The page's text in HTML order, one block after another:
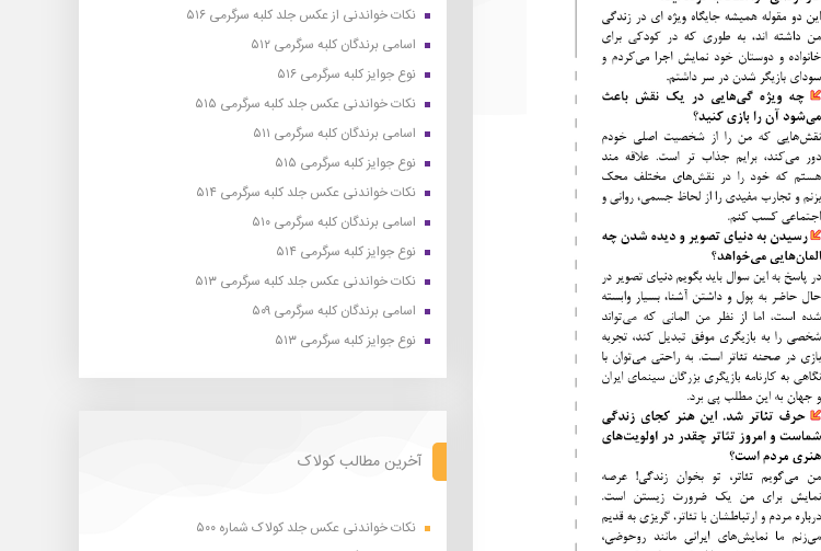
نکات خواندنی از عکس جلد کلبه سرگرمی ۵۱۶
اسامی برندگان کلبه سرگرمی ۵۱۲
نوع جوایز کلبه سرگرمی ۵۱۶
نکات خواندنی عکس جلد کلبه سرگرمی ۵۱۵
اسامی برندگان کلبه سرگرمی ۵۱۱
نوع جوایز کلبه سرگرمی ۵۱۵
نکات خواندنی عکس جلد کلبه سرگرمی ۵۱۴
اسامی برندگان کلبه سرگرمی ۵۱۰
نوع جوایز کلبه سرگرمی ۵۱۴
نکات خواندنی عکس جلد کلبه سرگرمی ۵۱۳
اسامی برندگان کلبه سرگرمی ۵۰۹
نوع جوایز کلبه سرگرمی ۵۱۳
آخرین مطالب کولاک
نکات خواندنی عکس جلد کولاک شماره ۵۰۰